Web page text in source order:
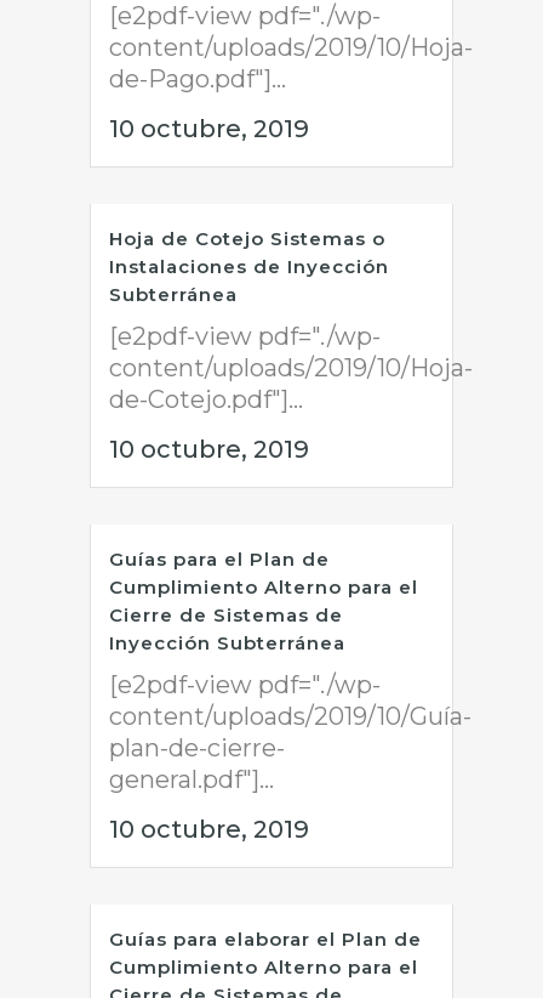
[e2pdf-view pdf="./wp-
content/uploads/2019/10/Hoja-
de-Pago.pdf"]...
10 octubre, 2019
Hoja de Cotejo Sistemas o
Instalaciones de Inyección
Subterránea
[e2pdf-view pdf="./wp-
content/uploads/2019/10/Hoja-
de-Cotejo.pdf"]...
10 octubre, 2019
Guías para el Plan de
Cumplimiento Alterno para el
Cierre de Sistemas de
Inyección Subterránea
[e2pdf-view pdf="./wp-
content/uploads/2019/10/Guía-
plan-de-cierre-
general.pdf"]...
10 octubre, 2019
Guías para elaborar el Plan de
Cumplimiento Alterno para el